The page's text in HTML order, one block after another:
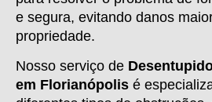
e segura, evitando danos
propriedade.
Nosso serviço de
em Florianópolis é